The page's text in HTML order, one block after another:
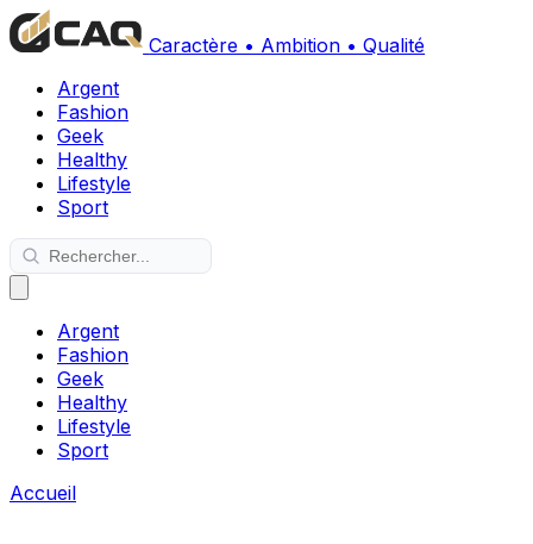
Caractère • Ambition • Qualité
Argent
Fashion
Geek
Healthy
Lifestyle
Sport
Argent
Fashion
Geek
Healthy
Lifestyle
Sport
Accueil